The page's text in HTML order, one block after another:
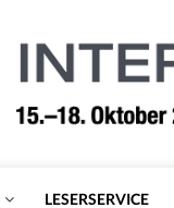
LESERSERVICE